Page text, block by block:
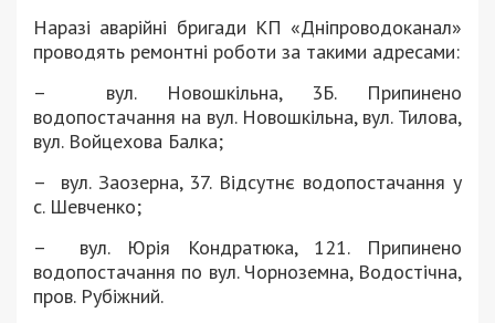
Наразі аварійні бригади КП «Дніпроводоканал»
проводять ремонтні роботи за такими адресами:
– вул. Новошкільна, 3Б. Припинено
водопостачання на вул. Новошкільна, вул. Тилова,
вул. Войцехова Балка;
– вул. Заозерна, 37. Відсутнє водопостачання у
с. Шевченко;
– вул. Юрія Кондратюка, 121. Припинено
водопостачання по вул. Чорноземна, Водостічна,
пров. Рубіжний.